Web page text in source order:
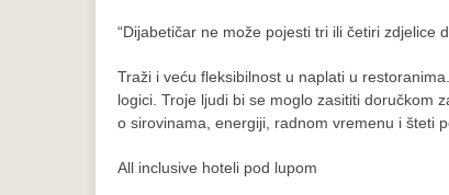
“Dijabetičar ne može pojesti tri ili četiri zdjelice
Traži i veću fleksibilnost u naplati u
logici. Troje ljudi bi se moglo zasititi doručkom
o sirovinama, energiji, radnom vremenu i šteti
All inclusive hoteli pod lupom